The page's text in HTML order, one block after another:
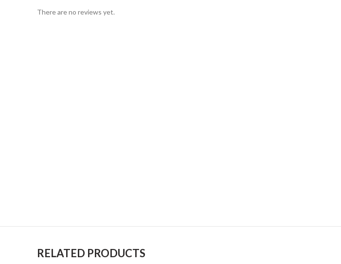
There are no reviews yet.
RELATED PRODUCTS